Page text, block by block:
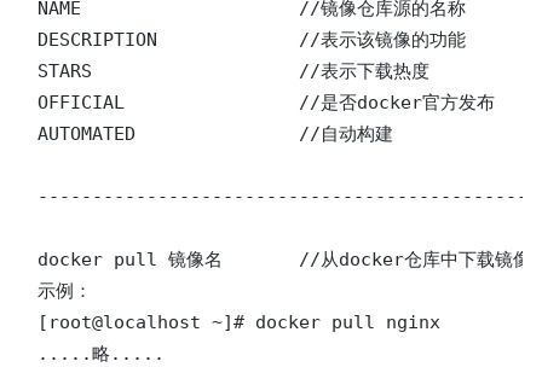
NAME			//镜像仓库源的名称
DESCRIPTION		//表示该镜像的功能
STARS			//表示下载热度
OFFICIAL		//是否docker官方发布
AUTOMATED		//自动构建
docker pull 镜像名	//从docker仓库中下载镜像
示例：
[root@localhost ~]# docker pull nginx
.....略.....